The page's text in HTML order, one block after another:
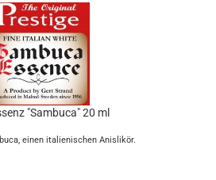
"Sambuca" 20 ml
einen italienischen Anislikör.